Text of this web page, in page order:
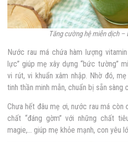
Tăng cường hệ miễn dịch –
Nước rau má chứa hàm lượng
lực” giúp mẹ xây dựng “bức tường”
vi rút, vi khuẩn xâm nhập. Nhờ đó,
tinh thần minh mẫn, chuẩn bị sẵn sàng
Chưa hết đâu mẹ ơi, nước rau má còn
chất “đáng gờm” với những chất
magie,… giúp mẹ khỏe mạnh, con yêu